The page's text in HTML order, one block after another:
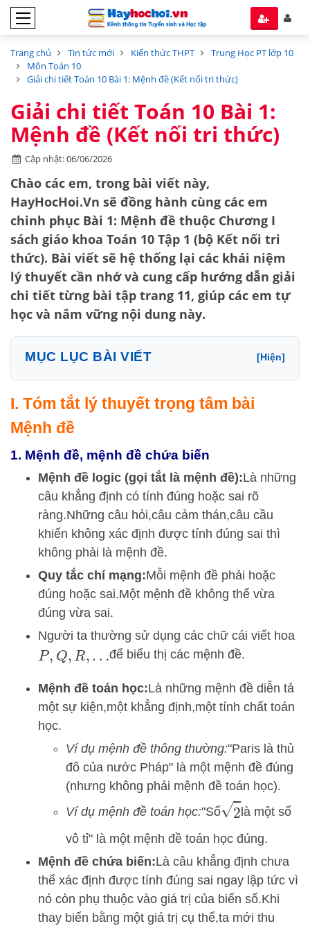
Trang chủ Tin tức mới Kiến thức THPT
Trung Học PT lớp 10
Môn Toán 10
Giải chi tiết Toán 10 Bài 1: Mệnh đề (Kết nối tri thức)
Giải chi tiết Toán 10 Bài 1:
Mệnh đề (Kết nối tri thức)
Cập nhật: 06/06/2026
Chào các em, trong bài viết này,
HayHocHoi.Vn sẽ đồng hành cùng các em
chinh phục Bài 1: Mệnh đề thuộc Chương I
sách giáo khoa Toán 10 Tập 1 (bộ Kết nối tri
thức). Bài viết sẽ hệ thống lại các khái niệm
lý thuyết cần nhớ và cung cấp hướng dẫn giải
chi tiết từng bài tập trang 11, giúp các em tự
học và nắm vững nội dung này.
MỤC LỤC BÀI VIẾT [Hiện]
I. Tóm tắt lý thuyết trọng tâm bài
Mệnh đề
1. Mệnh đề, mệnh đề chứa biến
Mệnh đề logic (gọi tắt là mệnh đề):Là những
câu khẳng định có tính đúng hoặc sai rõ
ràng.Những câu hỏi,câu cảm thán,câu cầu
khiến không xác định được tính đúng sai thì
không phải là mệnh đề.
Quy tắc chí mạng:Mỗi mệnh đề phải hoặc
đúng hoặc sai.Một mệnh đề không thể vừa
đúng vừa sai.
Người ta thường sử dụng các chữ cái viết hoa
P,Q,R,… để biểu thị các mệnh đề.
Mệnh đề toán học:Là những mệnh đề diễn tả
một sự kiện,một khẳng định,một tính chất toán
học.
Ví dụ mệnh đề thông thường:"Paris là thủ
đô của nước Pháp" là một mệnh đề đúng
(nhưng không phải mệnh đề toán học).
Ví dụ mệnh đề toán học:"Số2
là một số
vô tỉ" là một mệnh đề toán học đúng.
Mệnh đề chứa biến:Là câu khẳng định chưa
thể xác định được tính đúng sai ngay lập tức vì
nó còn phụ thuộc vào giá trị của biến số.Khi
thay biến bằng một giá trị cụ thể,ta mới thu